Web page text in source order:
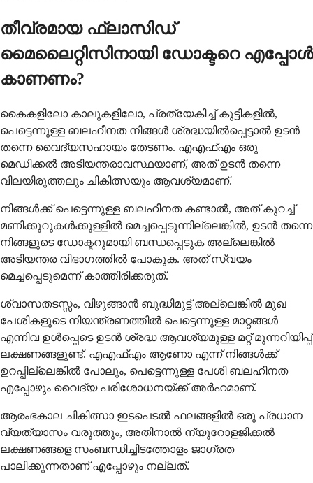
തീവ്രമായ ഫ്ലാസിഡ്
മൈലൈറ്റിസിനായി ഡോക്ടറെ എപ്പോൾ
കാണണം?
കൈകളിലോ കാലുകളിലോ, പ്രത്യേകിച്ച് കുട്ടികളിൽ,
പെട്ടെന്നുള്ള ബലഹീനത നിങ്ങൾ ശ്രദ്ധയിൽപ്പെട്ടാൽ ഉടൻ
തന്നെ വൈദ്യസഹായം തേടണം. എഎഫ്എം ഒരു
മെഡിക്കൽ അടിയന്തരാവസ്ഥയാണ്, അത് ഉടൻ തന്നെ
വിലയിരുത്തലും ചികിത്സയും ആവശ്യമാണ്.
നിങ്ങൾക്ക് പെട്ടെന്നുള്ള ബലഹീനത കണ്ടാൽ, അത് കുറച്ച്
മണിക്കൂറുകൾക്കുള്ളിൽ മെച്ചപ്പെടുന്നില്ലെങ്കിൽ, ഉടൻ തന്നെ
നിങ്ങളുടെ ഡോക്ടറുമായി ബന്ധപ്പെടുക അല്ലെങ്കിൽ
അടിയന്തര വിഭാഗത്തിൽ പോകുക. അത് സ്വയം
മെച്ചപ്പെടുമെന്ന് കാത്തിരിക്കരുത്.
ശ്വാസതടസ്സം, വിഴുങ്ങാൻ ബുദ്ധിമുട്ട് അല്ലെങ്കിൽ മുഖ
പേശികളുടെ നിയന്ത്രണത്തിൽ പെട്ടെന്നുള്ള മാറ്റങ്ങൾ
എന്നിവ ഉൾപ്പെടെ ഉടൻ ശ്രദ്ധ ആവശ്യമുള്ള മറ്റ് മുന്നറിയിപ്പ്
ലക്ഷണങ്ങളുണ്ട്. എഎഫ്എം ആണോ എന്ന് നിങ്ങൾക്ക്
ഉറപ്പില്ലെങ്കിൽ പോലും, പെട്ടെന്നുള്ള പേശി ബലഹീനത
എപ്പോഴും വൈദ്യ പരിശോധനയ്ക്ക് അർഹമാണ്.
ആരംഭകാല ചികിത്സാ ഇടപെടൽ ഫലങ്ങളിൽ ഒരു പ്രധാന
വ്യത്യാസം വരുത്തും, അതിനാൽ ന്യൂറോളജിക്കൽ
ലക്ഷണങ്ങളെ സംബന്ധിച്ചിടത്തോളം ജാഗ്രത
പാലിക്കുന്നതാണ് എപ്പോഴും നല്ലത്.